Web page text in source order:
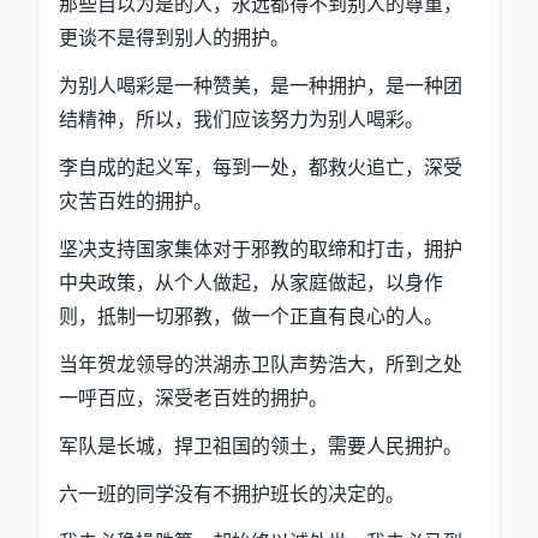
那些自以为是的人，永远都得不到别人的尊重，
更谈不是得到别人的拥护。
为别人喝彩是一种赞美，是一种拥护，是一种团
结精神，所以，我们应该努力为别人喝彩。
李自成的起义军，每到一处，都救火追亡，深受
灾苦百姓的拥护。
坚决支持国家集体对于邪教的取缔和打击，拥护
中央政策，从个人做起，从家庭做起，以身作
则，抵制一切邪教，做一个正直有良心的人。
当年贺龙领导的洪湖赤卫队声势浩大，所到之处
一呼百应，深受老百姓的拥护。
军队是长城，捍卫祖国的领土，需要人民拥护。
六一班的同学没有不拥护班长的决定的。